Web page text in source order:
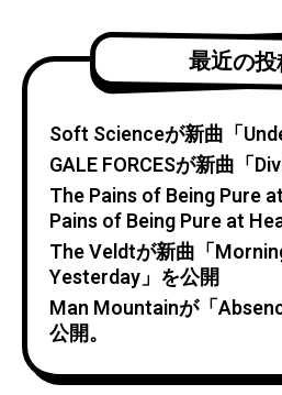
最近の
Soft Scienceが新曲「
GALE FORCESが新曲「
The Pains of Being Pure
Pains of Being Pure at
The Veldtが新曲「
Yesterday」を公開
Man Mountainが「
公開。